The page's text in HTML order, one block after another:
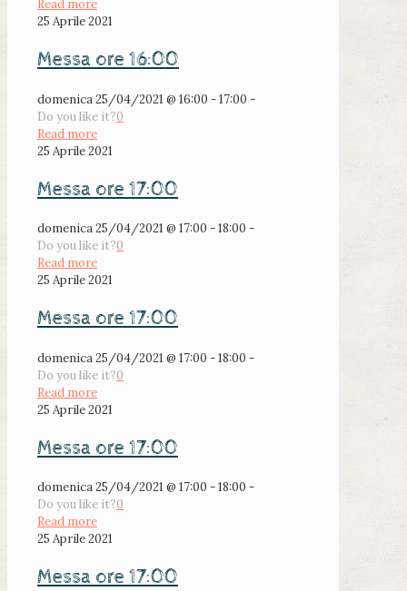
Read more
25 Aprile 2021
Messa ore 16:00
domenica 25/04/2021 @ 16:00 - 17:00 -
Do you like it?0
Read more
25 Aprile 2021
Messa ore 17:00
domenica 25/04/2021 @ 17:00 - 18:00 -
Do you like it?0
Read more
25 Aprile 2021
Messa ore 17:00
domenica 25/04/2021 @ 17:00 - 18:00 -
Do you like it?0
Read more
25 Aprile 2021
Messa ore 17:00
domenica 25/04/2021 @ 17:00 - 18:00 -
Do you like it?0
Read more
25 Aprile 2021
Messa ore 17:00